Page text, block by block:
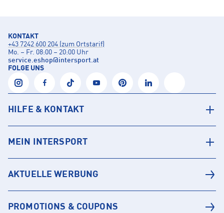
KONTAKT
+43 7242 600 204 (zum Ortstarif)
Mo. – Fr. 08:00 – 20:00 Uhr
service.eshop@intersport.at
FOLGE UNS
HILFE & KONTAKT
MEIN INTERSPORT
AKTUELLE WERBUNG
PROMOTIONS & COUPONS